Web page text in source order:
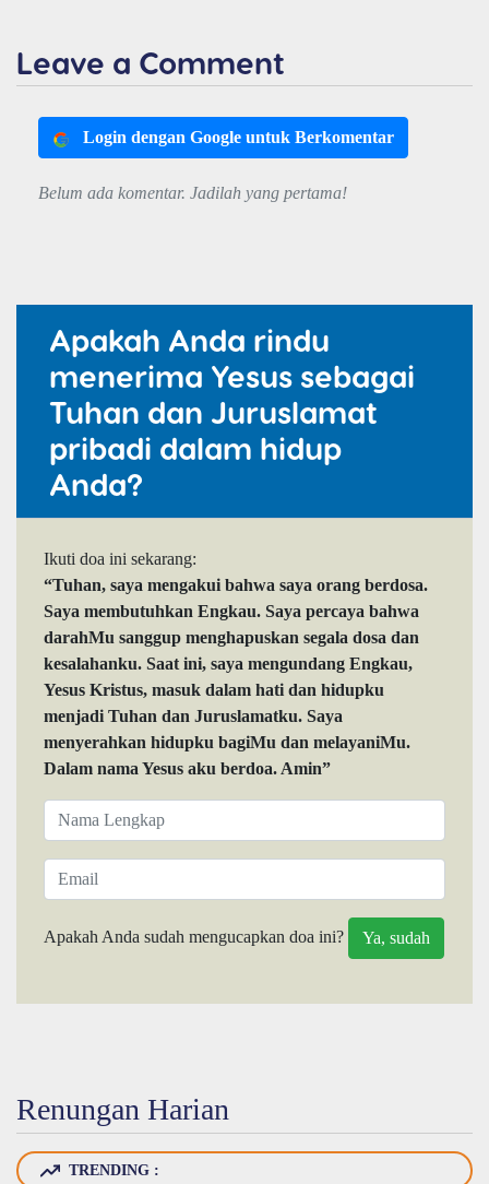
Leave a Comment
Login dengan Google untuk Berkomentar
Belum ada komentar. Jadilah yang pertama!
Apakah Anda rindu
menerima Yesus sebagai
Tuhan dan Juruslamat
pribadi dalam hidup
Anda?
Ikuti doa ini sekarang:
“Tuhan, saya mengakui bahwa saya orang berdosa.
Saya membutuhkan Engkau. Saya percaya bahwa
darahMu sanggup menghapuskan segala dosa dan
kesalahanku. Saat ini, saya mengundang Engkau,
Yesus Kristus, masuk dalam hati dan hidupku
menjadi Tuhan dan Juruslamatku. Saya
menyerahkan hidupku bagiMu dan melayaniMu.
Dalam nama Yesus aku berdoa. Amin”
Apakah Anda sudah mengucapkan doa ini?
Renungan Harian
TRENDING :